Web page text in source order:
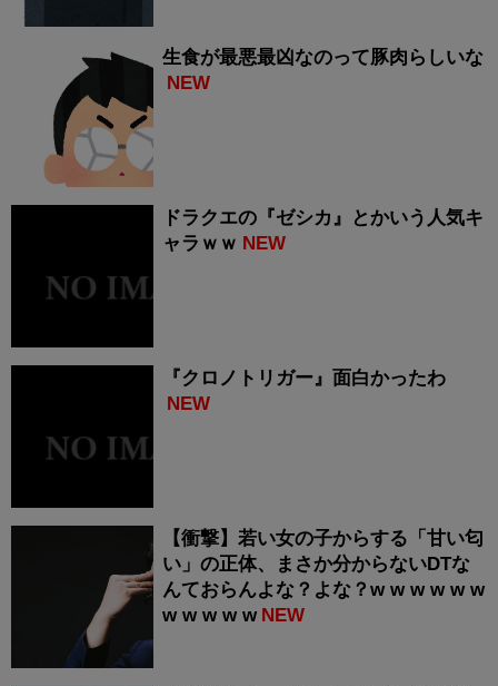
生食が最悪最凶なのって豚肉らしいな
NEW
ドラクエの『ゼシカ』とかいう人気キ
ャラｗｗ NEW
『クロノトリガー』面白かったわ
NEW
【衝撃】若い女の子からする「甘い匂
い」の正体、まさか分からないDTな
んておらんよな？よな？w w w w w w
w w w w w NEW